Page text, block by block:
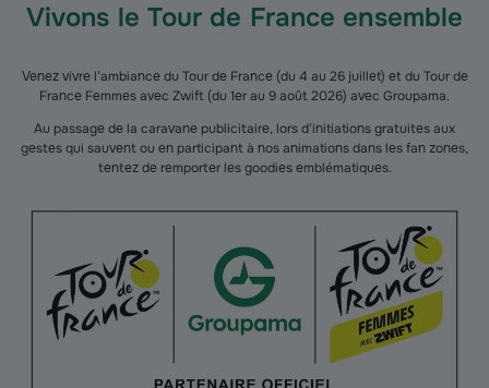
Vivons le Tour de France ensemble
Venez vivre l’ambiance du Tour de France (du 4 au 26 juillet) et du Tour de
France Femmes avec Zwift (du 1er au 9 août 2026) avec Groupama.
Au passage de la caravane publicitaire, lors d’initiations gratuites aux
gestes qui sauvent ou en participant à nos animations dans les fan zones,
tentez de remporter les goodies emblématiques.